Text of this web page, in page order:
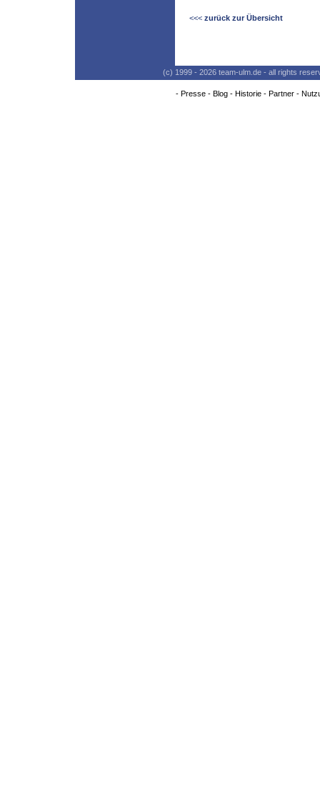
<<< zurück zur Übersicht
(c) 1999 - 2026 team-ulm.de - all rights
- Presse- Blog- Historie- Partner-